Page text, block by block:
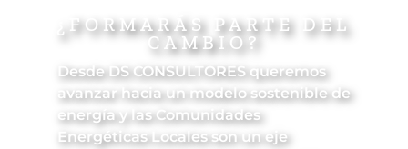
¿FORMARÁS PARTE DEL
CAMBIO?
Desde DS CONSULTORES queremos
avanzar hacia un modelo sostenible de
energía y las Comunidades
Energéticas Locales son un eje